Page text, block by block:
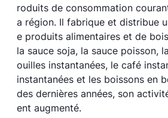
roduits de consommation
a région. Il fabrique et distribue
e produits alimentaires et de
la sauce soja, la sauce poisson,
ouilles instantanées, le café
instantanées et les boissons en
des dernières années, son
ent augmenté.